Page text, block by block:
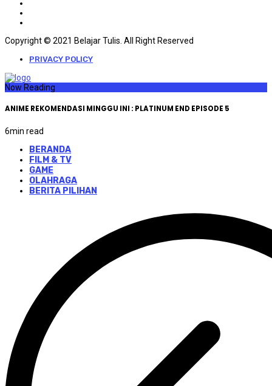
Copyright © 2021 Belajar Tulis. All Right Reserved
PRIVACY POLICY
Now Reading
ANIME REKOMENDASI MINGGU INI : PLATINUM END EPISODE 5
6min read
BERANDA
FILM & TV
GAME
OLAHRAGA
BERITA PILIHAN